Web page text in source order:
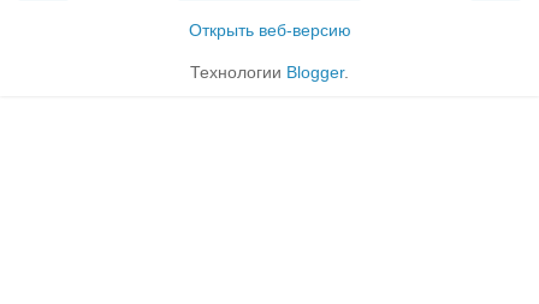
Открыть веб-версию
Технологии Blogger.